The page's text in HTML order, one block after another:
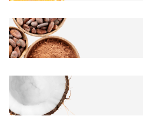
Auro Chocolate
Origines Chocolate
Makers